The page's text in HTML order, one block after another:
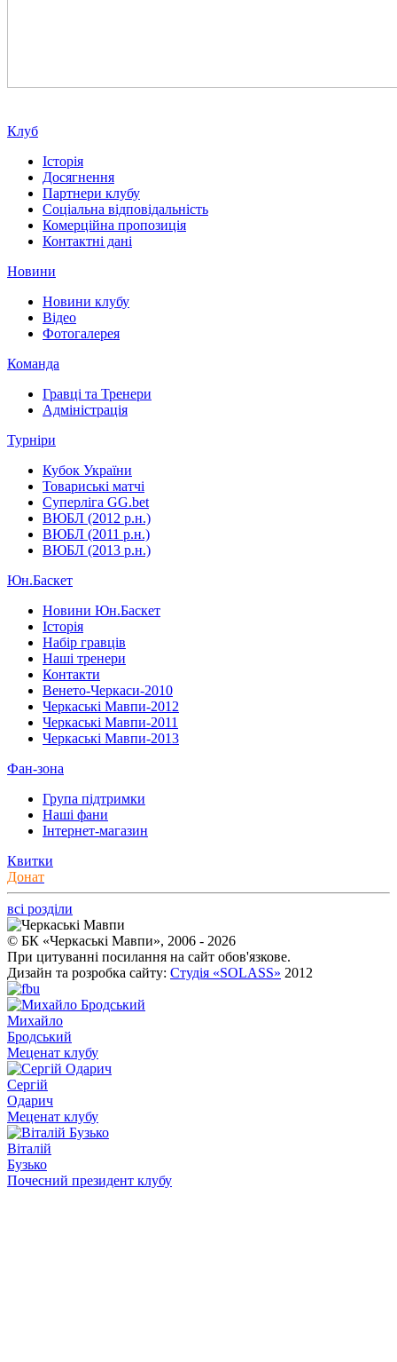
Клуб
Історія
Досягнення
Партнери клубу
Соціальна відповідальність
Комерційна пропозиція
Контактні дані
Новини
Новини клубу
Відео
Фотогалерея
Команда
Гравці та Тренери
Адміністрація
Турніри
Кубок України
Товариські матчі
Суперліга GG.bet
ВЮБЛ (2012 р.н.)
ВЮБЛ (2011 р.н.)
ВЮБЛ (2013 р.н.)
Юн.Баскет
Новини Юн.Баскет
Історія
Набір гравців
Наші тренери
Контакти
Венето-Черкаси-2010
Черкаські Мавпи-2012
Черкаські Мавпи-2011
Черкаські Мавпи-2013
Фан-зона
Група підтримки
Наші фани
Інтернет-магазин
Квитки
Донат
всі розділи
© БК «Черкаські Мавпи», 2006 - 2026
При цитуванні посилання на сайт обов'язкове.
Дизайн та розробка сайту: Студія «SOLASS» 2012
Михайло
Бродський
Меценат клубу
Сергій
Одарич
Меценат клубу
Віталій
Бузько
Почесний президент клубу